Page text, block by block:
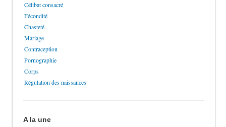
Célibat consacré
Fécondité
Chasteté
Mariage
Contraception
Pornographie
Corps
Régulation des naissances
A la une